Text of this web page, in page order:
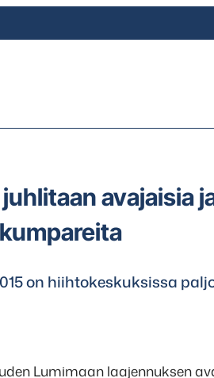
avajaisia
on hiihtokeskuksissa
Lumimaan laajennuksen